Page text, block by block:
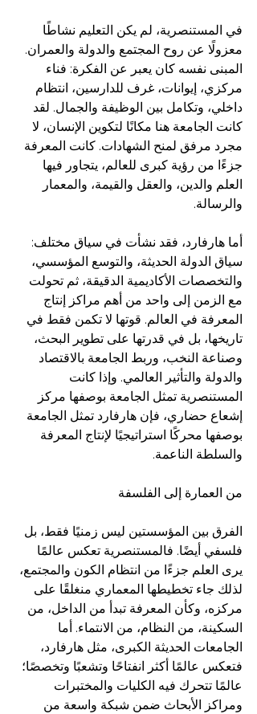
في المستنصرية، لم يكن التعليم نشاطًا
معزولًا عن روح المجتمع والدولة والعمران.
المبنى نفسه كان يعبر عن الفكرة: فناء
مركزي، إيوانات، غرف للدارسين، انتظام
داخلي، وتكامل بين الوظيفة والجمال. لقد
كانت الجامعة هنا مكانًا لتكوين الإنسان، لا
مجرد مرفق لمنح الشهادات. كانت المعرفة
جزءًا من رؤية كبرى للعالم، يتجاور فيها
العلم والدين، والعقل والقيمة، والمعمار
والرسالة.
أما هارفارد، فقد نشأت في سياق مختلف:
سياق الدولة الحديثة، والتوسع المؤسسي،
والتخصصات الأكاديمية الدقيقة، ثم تحولت
مع الزمن إلى واحد من أهم مراكز إنتاج
المعرفة في العالم. قوتها لا تكمن فقط في
تاريخها، بل في قدرتها على تطوير البحث،
وصناعة النخب، وربط الجامعة بالاقتصاد
والدولة والتأثير العالمي. وإذا كانت
المستنصرية تمثل الجامعة بوصفها مركز
إشعاع حضاري، فإن هارفارد تمثل الجامعة
بوصفها محركًا استراتيجيًا لإنتاج المعرفة
والسلطة الناعمة.
من العمارة إلى الفلسفة
الفرق بين المؤسستين ليس زمنيًا فقط، بل
فلسفي أيضًا. فالمستنصرية تعكس عالمًا
يرى العلم جزءًا من انتظام الكون والمجتمع،
لذلك جاء تخطيطها المعماري منغلقًا على
مركزه، وكأن المعرفة تبدأ من الداخل، من
السكينة، من النظام، من الانتماء. أما
الجامعات الحديثة الكبرى، مثل هارفارد،
فتعكس عالمًا أكثر انفتاحًا وتشعبًا وتخصصًا؛
عالمًا تتحرك فيه الكليات والمختبرات
ومراكز الأبحاث ضمن شبكة واسعة من